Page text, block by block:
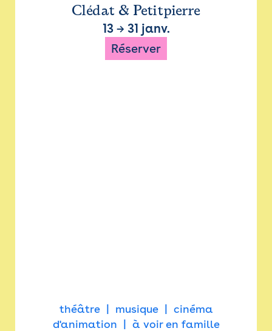
Clédat & Petitpierre
13→ 31 janv.
Réserver
théâtre musique
cinéma
d'animation
à voir en famille